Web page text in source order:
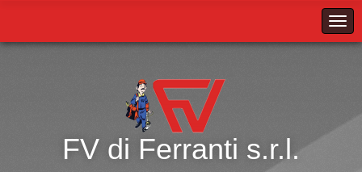
FV di Ferranti s.r.l.